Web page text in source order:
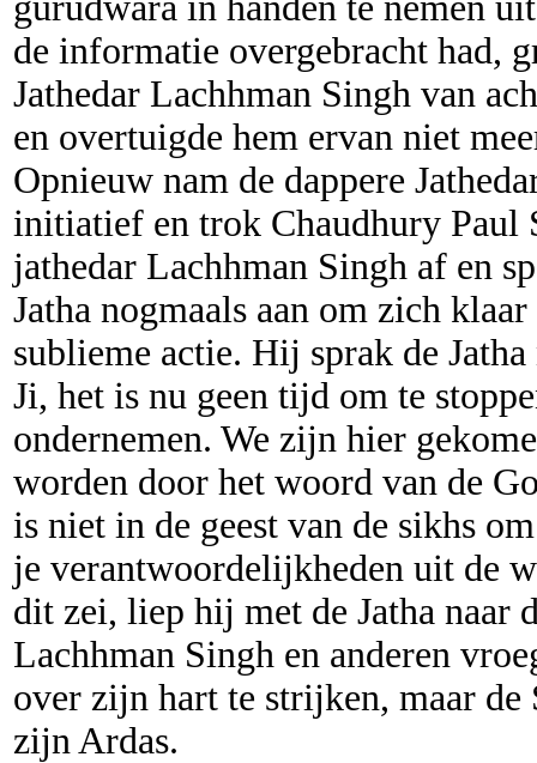
de informatie overgebracht had,
Jathedar Lachhman Singh van
en overtuigde hem ervan niet
Opnieuw nam de dappere
initiatief en trok Chaudhury Paul
jathedar Lachhman Singh af en
Jatha nogmaals aan om zich
sublieme actie. Hij sprak de
Ji, het is nu geen tijd om te
ondernemen. We zijn hier
worden door het woord van de
is niet in de geest van de sikhs
je verantwoordelijkheden uit de
dit zei, liep hij met de Jatha naar
Lachhman Singh en anderen
over zijn hart te strijken, maar
zijn Ardas.